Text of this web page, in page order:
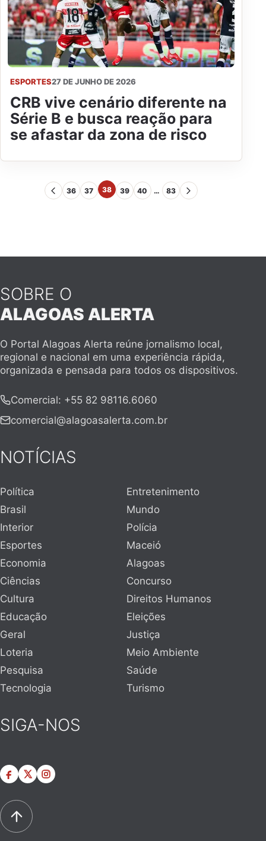
ESPORTES27 DE JUNHO DE 2026
CRB vive cenário diferente na
Série B e busca reação para
se afastar da zona de risco
36 37 38 39 40 … 83
SOBRE O
ALAGOAS ALERTA
O Portal Alagoas Alerta reúne jornalismo local,
regional e nacional em uma experiência rápida,
organizada e pensada para todos os dispositivos.
Comercial: +55 82 98116.6060
comercial@alagoasalerta.com.br
NOTÍCIAS
Política
Entretenimento
Brasil
Mundo
Interior
Polícia
Esportes
Maceió
Economia
Alagoas
Ciências
Concurso
Cultura
Direitos Humanos
Educação
Eleições
Geral
Justiça
Loteria
Meio Ambiente
Pesquisa
Saúde
Tecnologia
Turismo
SIGA-NOS